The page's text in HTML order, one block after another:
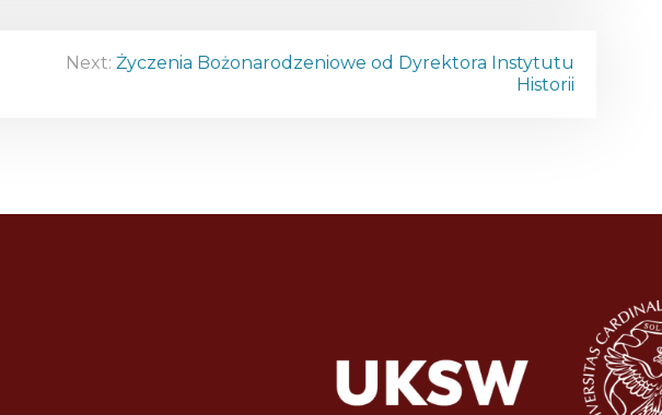
Next: Życzenia Bożonarodzeniowe od Dyrektora Instytutu
Historii